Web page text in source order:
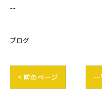
--
ブログ
< 前のページ 一